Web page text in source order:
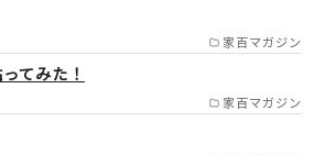
島市/ 愛知県一宮市/
/犬山市/扶桑町/木曽川
家百マガジン
家百マガジン
てみた！